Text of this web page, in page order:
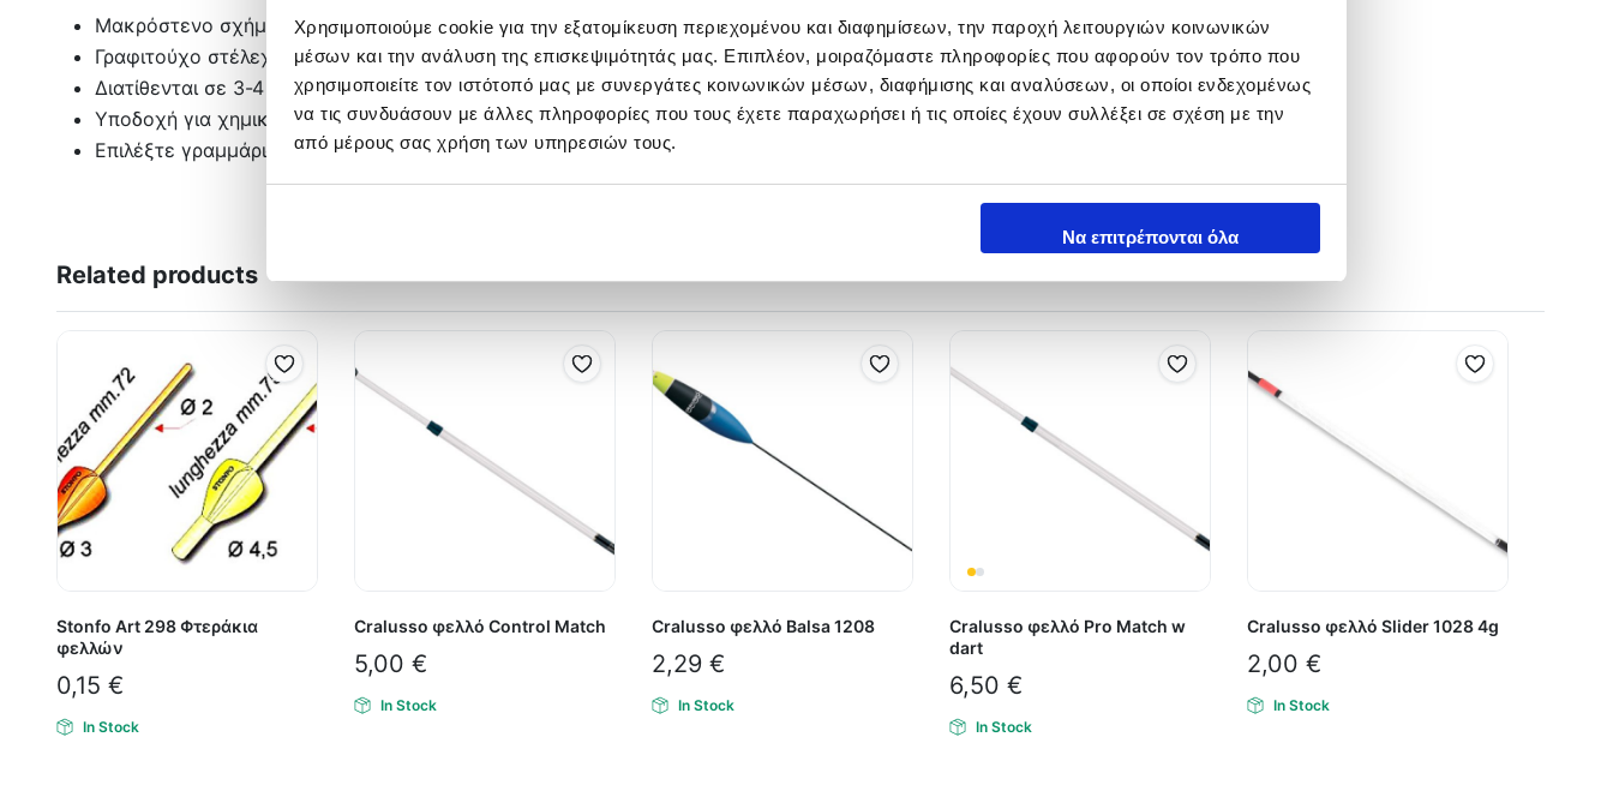
Χρησιμοποιούμε cookie για την εξατομίκευση περιεχομένου και διαφημίσεων, την παροχή λειτουργιών κοινωνικών
μέσων και την ανάλυση της επισκεψιμότητάς μας. Επιπλέον, μοιραζόμαστε πληροφορίες που αφορούν τον τρόπο που
χρησιμοποιείτε τον ιστότοπό μας με συνεργάτες κοινωνικών μέσων, διαφήμισης και αναλύσεων, οι οποίοι ενδεχομένως
να τις συνδυάσουν με άλλες πληροφορίες που τους έχετε παραχωρήσει ή τις οποίες έχουν συλλέξει σε σχέση με την
από μέρους σας χρήση των υπηρεσιών τους.
Να επιτρέπονται όλα
Μακρόστενο σχήμα για μεγαλύτερη ευαισθησία
Γραφιτούχο στέλεχος
Διατίθενται σε 3-4 και 5gr ερμάτισμα
Υποδοχή για χημικό, 4.5×39mm
Επιλέξτε γραμμάρια
Related products
Stonfo Art 298 Φτεράκια
φελλών
0,15 €
In Stock
Cralusso φελλό Control Match
5,00 €
In Stock
Cralusso φελλό Balsa 1208
2,29 €
In Stock
Cralusso φελλό Pro Match w
dart
6,50 €
In Stock
Cralusso φελλό Slider 1028 4g
2,00 €
In Stock